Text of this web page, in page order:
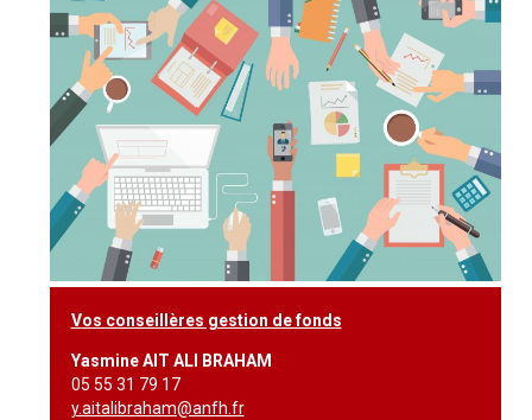
Vos conseillères gestion de fonds
Yasmine AIT ALI BRAHAM
05 55 31 79 17
y.aitalibraham@anfh.fr